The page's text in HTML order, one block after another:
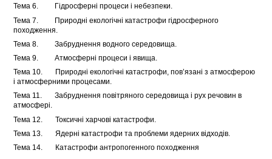
Тема 6. Гідросферні процеси і небезпеки.
Тема 7. Природні екологічні катастрофи гідросферного
походження.
Тема 8. Забруднення водного середовища.
Тема 9. Атмосферні процеси і явища.
Тема 10. Природні екологічні катастрофи, пов’язані з атмосферою
і атмосферними процесами.
Тема 11. Забруднення повітряного середовища і рух речовин в
атмосфері.
Тема 12. Токсичні харчові катастрофи.
Тема 13. Ядерні катастрофи та проблеми ядерних відходів.
Тема 14. Катастрофи антропогенного походження